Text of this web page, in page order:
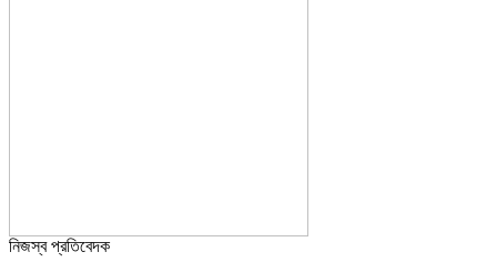
নিজস্ব প্রতিবেদক